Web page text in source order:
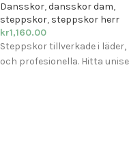
Dansskor,dansskor dam,
steppskor, steppskor herr
kr1,160.00
Steppskor tillverkade i
och profesionella. Hitta